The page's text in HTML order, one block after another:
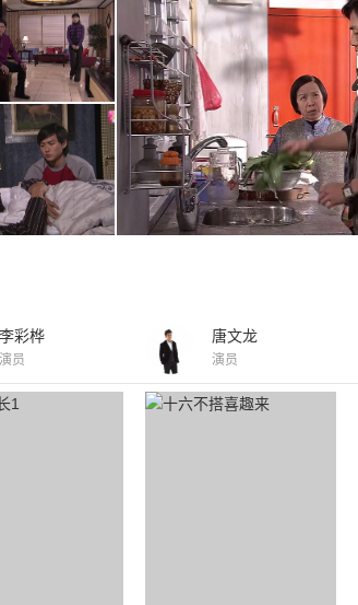
李彩桦
演员
唐文龙
演员